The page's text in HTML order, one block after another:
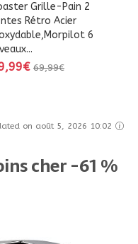
Grille-Pain 2
Rétro Acier
6
69,99€
on août 5, 2026 10:02
cher -61 %